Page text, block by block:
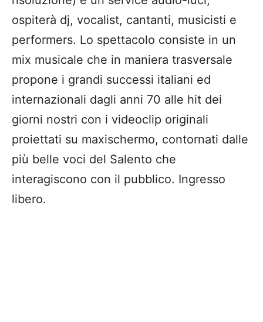
ospiterà dj, vocalist, cantanti, musicisti e
performers. Lo spettacolo consiste in un
mix musicale che in maniera trasversale
propone i grandi successi italiani ed
internazionali dagli anni 70 alle hit dei
giorni nostri con i videoclip originali
proiettati su maxischermo, contornati dalle
più belle voci del Salento che
interagiscono con il pubblico. Ingresso
libero.